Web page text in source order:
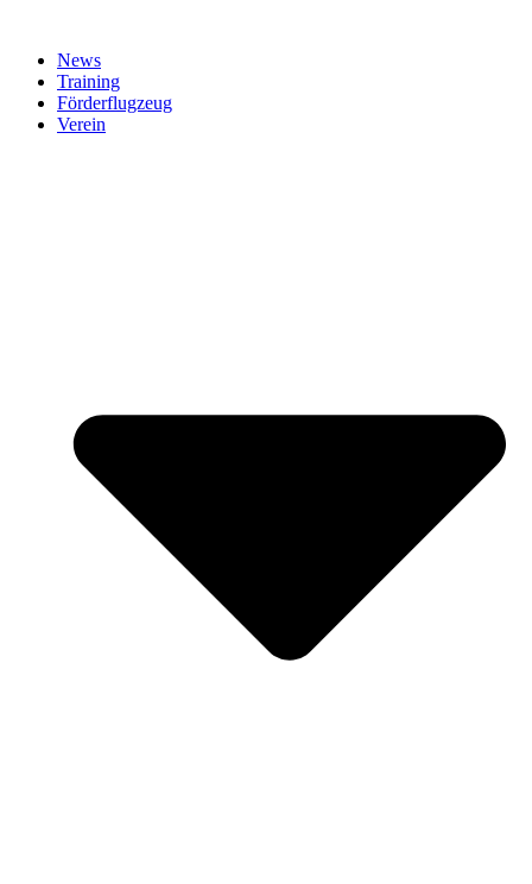
News
Training
Förderflugzeug
Verein